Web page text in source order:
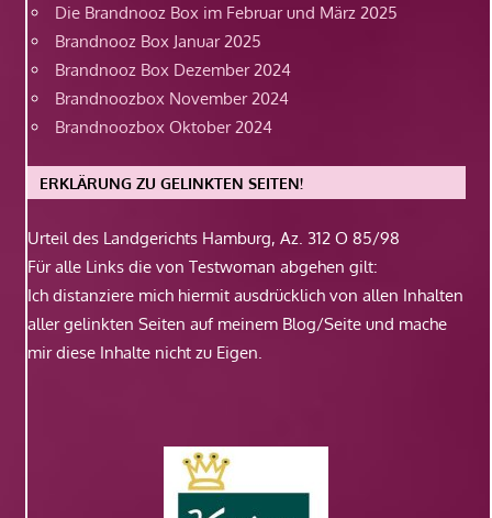
Die Brandnooz Box im Februar und März 2025
Brandnooz Box Januar 2025
Brandnooz Box Dezember 2024
Brandnoozbox November 2024
Brandnoozbox Oktober 2024
ERKLÄRUNG ZU GELINKTEN SEITEN!
Urteil des Landgerichts Hamburg, Az. 312 O 85/98
Für alle Links die von Testwoman abgehen gilt:
Ich distanziere mich hiermit ausdrücklich von allen Inhalten
aller gelinkten Seiten auf meinem Blog/Seite und mache
mir diese Inhalte nicht zu Eigen.